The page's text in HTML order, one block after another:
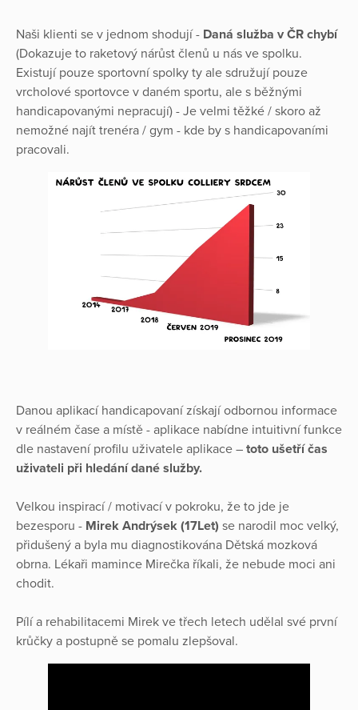
Naši klienti se v jednom shodují - Daná služba v ČR chybí
(Dokazuje to raketový nárůst členů u nás ve spolku.
Existují pouze sportovní spolky ty ale sdružují pouze
vrcholové sportovce v daném sportu, ale s běžnými
handicapovanými nepracují) - Je velmi těžké / skoro až
nemožné najít trenéra / gym - kde by s handicapovaními
pracovali.
Danou aplikací handicapovaní získají odbornou informace
v reálném čase a místě - aplikace nabídne intuitivní funkce
dle nastavení profilu uživatele aplikace – toto ušetří čas
uživateli při hledání dané služby.
Velkou inspirací / motivací v pokroku, že to jde je
bezesporu - Mirek Andrýsek (17Let) se narodil moc velký,
přidušený a byla mu diagnostikována Dětská mozková
obrna. Lékaři mamince Mirečka říkali, že nebude moci ani
chodit.
Pílí a rehabilitacemi Mirek ve třech letech udělal své první
krůčky a postupně se pomalu zlepšoval.